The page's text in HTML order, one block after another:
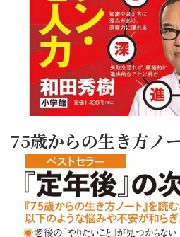
75歳からの生き方ノ